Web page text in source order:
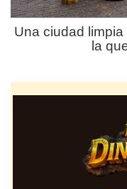
Una ciudad
la